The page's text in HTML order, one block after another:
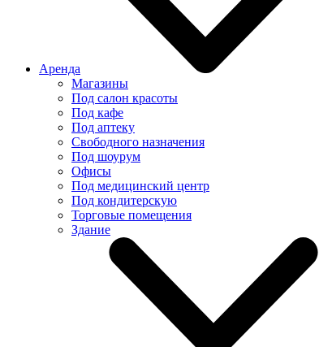
Аренда
Магазины
Под салон красоты
Под кафе
Под аптеку
Свободного назначения
Под шоурум
Офисы
Под медицинский центр
Под кондитерскую
Торговые помещения
Здание